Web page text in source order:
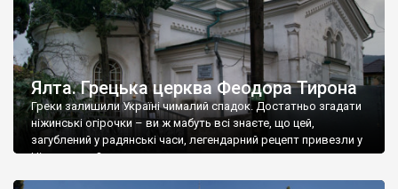
Ялта. Грецька церква Феодора Тирона
Греки залишили Україні чималий спадок. Достатньо згадати
ніжинські огірочки – ви ж мабуть всі знаєте, що цей,
загублений у радянські часи, легендарний рецепт привезли у
Ніжин греки?